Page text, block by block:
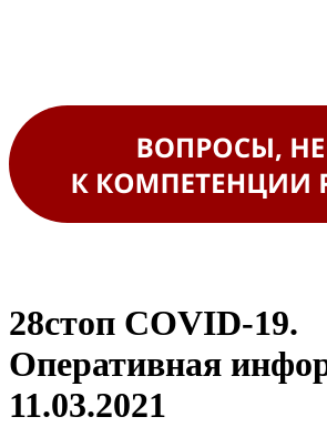
28стоп COVID-19.
Оперативная
11.03.2021